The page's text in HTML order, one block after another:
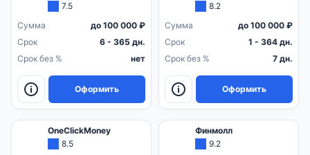
7.5
Сумма
до 100 000 ₽
Срок
6 - 365 дн.
Срок без %
нет
Оформить
8.2
Сумма
до 100 000 ₽
Срок
1 - 364 дн.
Срок без %
7 дн.
Оформить
OneClickMoney
8.5
Финмолл
9.2